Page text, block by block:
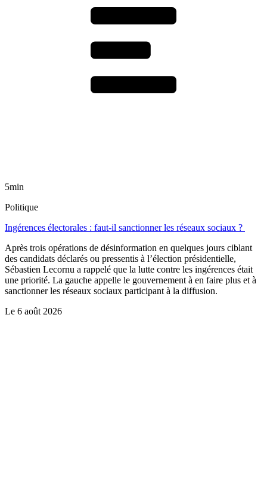
5min
Politique
Ingérences électorales : faut-il sanctionner les réseaux sociaux ?
Après trois opérations de désinformation en quelques jours ciblant
des candidats déclarés ou pressentis à l’élection présidentielle,
Sébastien Lecornu a rappelé que la lutte contre les ingérences était
une priorité. La gauche appelle le gouvernement à en faire plus et à
sanctionner les réseaux sociaux participant à la diffusion.
Le 6 août 2026